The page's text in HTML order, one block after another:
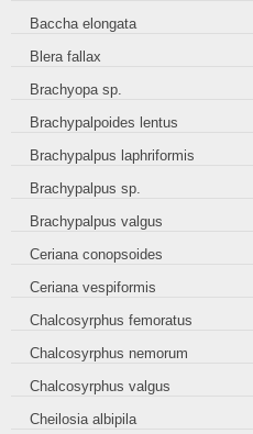
Baccha elongata
Blera fallax
Brachyopa sp.
Brachypalpoides lentus
Brachypalpus laphriformis
Brachypalpus sp.
Brachypalpus valgus
Ceriana conopsoides
Ceriana vespiformis
Chalcosyrphus femoratus
Chalcosyrphus nemorum
Chalcosyrphus valgus
Cheilosia albipila